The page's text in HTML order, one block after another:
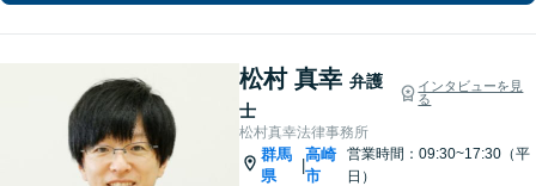
松村 真幸 弁護
士
インタビューを見
る
松村真幸法律事務所
群馬
県
|
高崎
市
営業時間：09:30~17:30（平
日）